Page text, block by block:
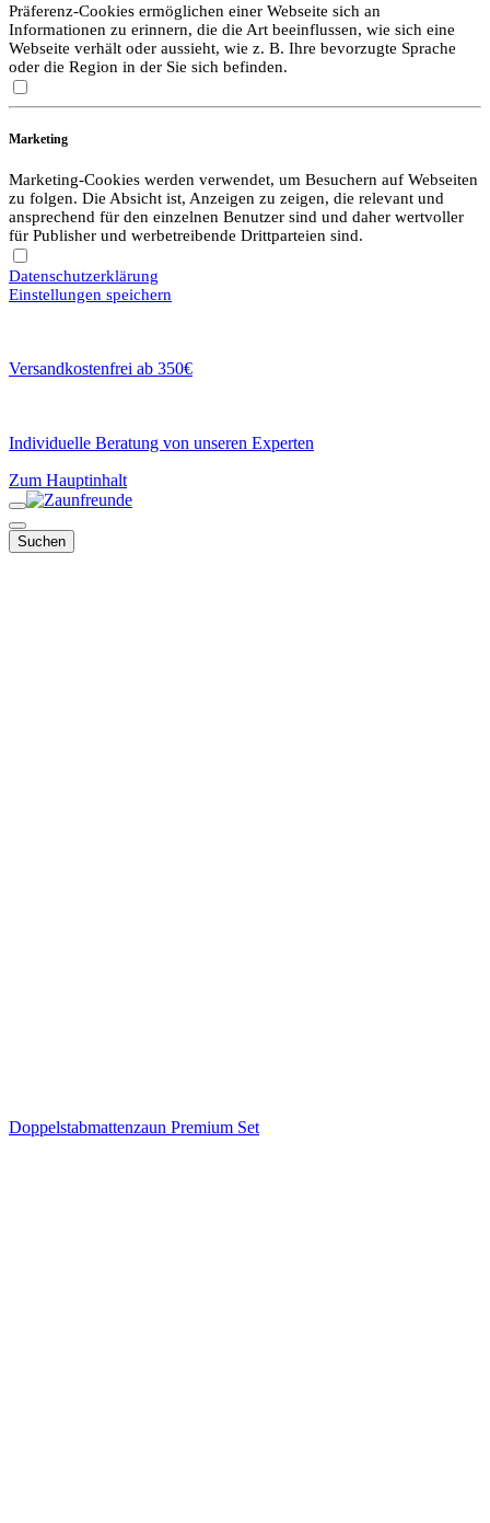
Präferenz-Cookies ermöglichen einer Webseite sich an
Informationen zu erinnern, die die Art beeinflussen, wie sich eine
Webseite verhält oder aussieht, wie z. B. Ihre bevorzugte Sprache
oder die Region in der Sie sich befinden.
Marketing
Marketing-Cookies werden verwendet, um Besuchern auf Webseiten
zu folgen. Die Absicht ist, Anzeigen zu zeigen, die relevant und
ansprechend für den einzelnen Benutzer sind und daher wertvoller
für Publisher und werbetreibende Drittparteien sind.
Datenschutzerklärung
Einstellungen speichern
Versandkostenfrei ab 350€
Individuelle Beratung von unseren Experten
Zum Hauptinhalt
Suchen
Doppelstabmattenzaun Premium Set